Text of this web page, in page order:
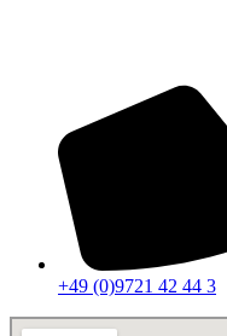
+49 (0)9721 42 44 3